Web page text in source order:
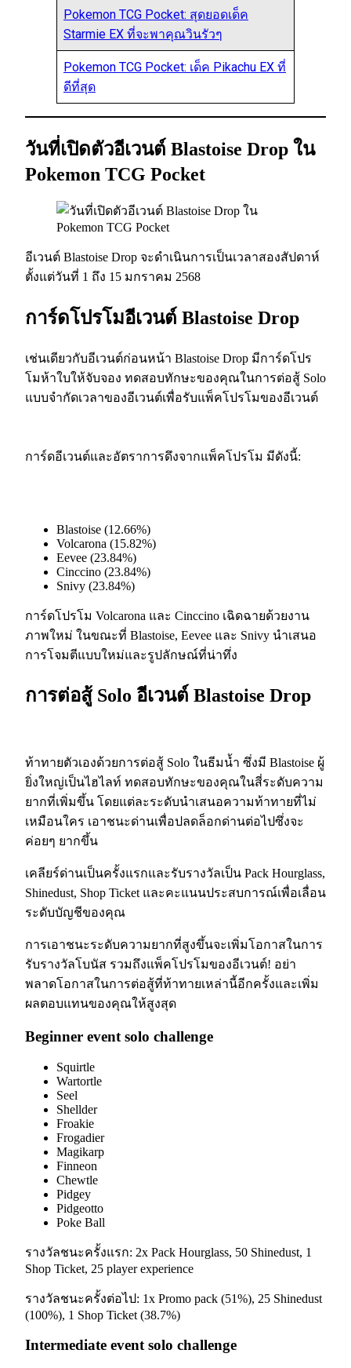
Pokemon TCG Pocket: สุดยอดเด็ค
Starmie EX ที่จะพาคุณวินรัวๆ
Pokemon TCG Pocket: เด็ค Pikachu EX ที่
ดีที่สุด
วันที่เปิดตัวอีเวนต์ Blastoise Drop ใน
Pokemon TCG Pocket
อีเวนต์ Blastoise Drop จะดำเนินการเป็นเวลาสองสัปดาห์
ตั้งแต่วันที่ 1 ถึง 15 มกราคม 2568
การ์ดโปรโมอีเวนต์ Blastoise Drop
เช่นเดียวกับอีเวนต์ก่อนหน้า Blastoise Drop มีการ์ดโปร
โมห้าใบให้จับจอง ทดสอบทักษะของคุณในการต่อสู้ Solo
แบบจำกัดเวลาของอีเวนต์เพื่อรับแพ็คโปรโมของอีเวนต์
การ์ดอีเวนต์และอัตราการดึงจากแพ็คโปรโม มีดังนี้:
Blastoise (12.66%)
Volcarona (15.82%)
Eevee (23.84%)
Cinccino (23.84%)
Snivy (23.84%)
การ์ดโปรโม Volcarona และ Cinccino เฉิดฉายด้วยงาน
ภาพใหม่ ในขณะที่ Blastoise, Eevee และ Snivy นำเสนอ
การโจมตีแบบใหม่และรูปลักษณ์ที่น่าทึ่ง
การต่อสู้ Solo อีเวนต์ Blastoise Drop
ท้าทายตัวเองด้วยการต่อสู้ Solo ในธีมน้ำ ซึ่งมี Blastoise ผู้
ยิ่งใหญ่เป็นไฮไลท์ ทดสอบทักษะของคุณในสี่ระดับความ
ยากที่เพิ่มขึ้น โดยแต่ละระดับนำเสนอความท้าทายที่ไม่
เหมือนใคร เอาชนะด่านเพื่อปลดล็อกด่านต่อไปซึ่งจะ
ค่อยๆ ยากขึ้น
เคลียร์ด่านเป็นครั้งแรกและรับรางวัลเป็น Pack Hourglass,
Shinedust, Shop Ticket และคะแนนประสบการณ์เพื่อเลื่อน
ระดับบัญชีของคุณ
การเอาชนะระดับความยากที่สูงขึ้นจะเพิ่มโอกาสในการ
รับรางวัลโบนัส รวมถึงแพ็คโปรโมของอีเวนต์! อย่า
พลาดโอกาสในการต่อสู้ที่ท้าทายเหล่านี้อีกครั้งและเพิ่ม
ผลตอบแทนของคุณให้สูงสุด
Beginner event solo challenge
Squirtle
Wartortle
Seel
Shellder
Froakie
Frogadier
Magikarp
Finneon
Chewtle
Pidgey
Pidgeotto
Poke Ball
รางวัลชนะครั้งแรก: 2x Pack Hourglass, 50 Shinedust, 1
Shop Ticket, 25 player experience
รางวัลชนะครั้งต่อไป: 1x Promo pack (51%), 25 Shinedust
(100%), 1 Shop Ticket (38.7%)
Intermediate event solo challenge